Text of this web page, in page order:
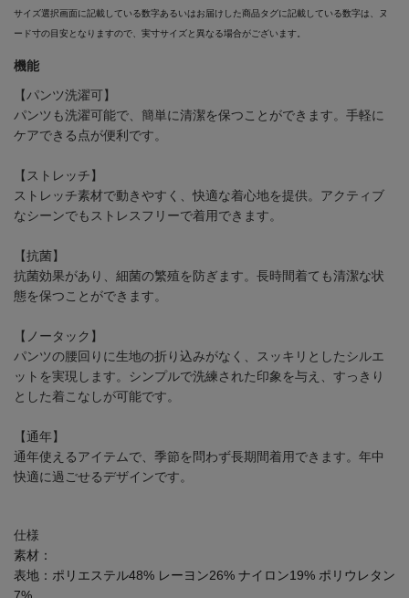
サイズ選択画面に記載している数字あるいはお届けした商品タグに記載している数字は、ヌ
ード寸の目安となりますので、実寸サイズと異なる場合がございます。
機能
【パンツ洗濯可】
パンツも洗濯可能で、簡単に清潔を保つことができます。手軽に
ケアできる点が便利です。
【ストレッチ】
ストレッチ素材で動きやすく、快適な着心地を提供。アクティブ
なシーンでもストレスフリーで着用できます。
【抗菌】
抗菌効果があり、細菌の繁殖を防ぎます。長時間着ても清潔な状
態を保つことができます。
【ノータック】
パンツの腰回りに生地の折り込みがなく、スッキリとしたシルエ
ットを実現します。シンプルで洗練された印象を与え、すっきり
とした着こなしが可能です。
【通年】
通年使えるアイテムで、季節を問わず長期間着用できます。年中
快適に過ごせるデザインです。
仕様
素材：
表地：ポリエステル48% レーヨン26% ナイロン19% ポリウレタン